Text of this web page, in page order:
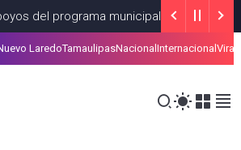
programa municipal “Mamá Luchona”
ALCALDIASAGOSTO 07, 2026
LaredoTamaulipasNacional Internacional Viral